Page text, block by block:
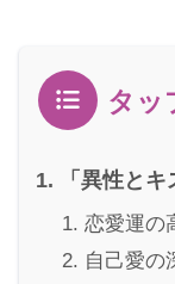
タッ
「異性と
恋愛運の
自己愛の